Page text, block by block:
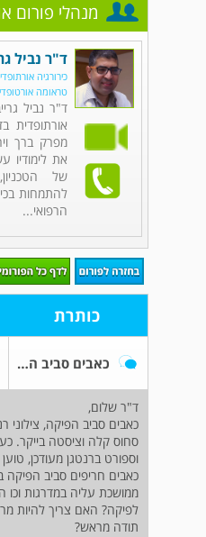
מנהלי פורום
ד"ר נביל
כירורגיה
טראומה
ד"ר נביל
אורתופדית
מפרק ברך
את לימודיו
של
להתמחות
הרפואי...
כותרת
כאבים סביב הפיקה בברכיים
ד"ר שלום,
כאבים סביב הפיקה, צילוני
סחוס קלה וציסטה בייקר.
וספורט ברנטגן מעודכן,
כאבים חריפים סביב הפיקה
ממושכת עליה במדרגות
לפיקה? האם צריך להיות
תודה מראש?